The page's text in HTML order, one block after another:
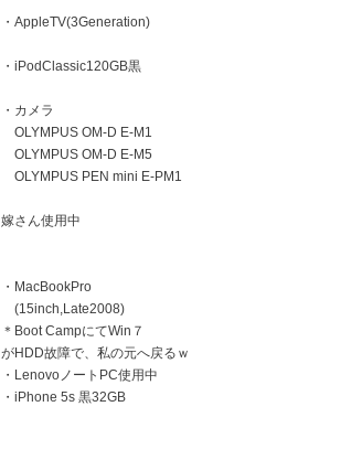
・AppleTV(3Generation)
・iPodClassic120GB黒
・カメラ
OLYMPUS OM-D E-M1
OLYMPUS OM-D E-M5
OLYMPUS PEN mini E-PM1
嫁さん使用中
・MacBookPro
(15inch,Late2008)
＊Boot CampにてWin７
がHDD故障で、私の元へ戻るｗ
・LenovoノートPC使用中
・iPhone 5s 黒32GB